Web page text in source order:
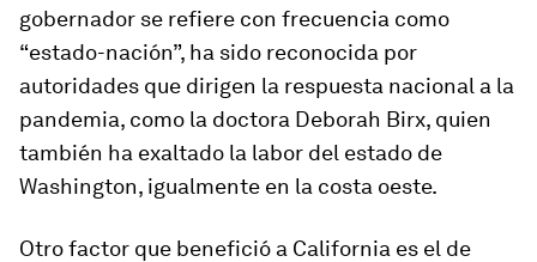
gobernador se refiere con frecuencia como
“estado-nación”, ha sido reconocida por
autoridades que dirigen la respuesta nacional a la
pandemia, como la doctora Deborah Birx, quien
también ha exaltado la labor del estado de
Washington, igualmente en la costa oeste.
Otro factor que benefició a California es el de